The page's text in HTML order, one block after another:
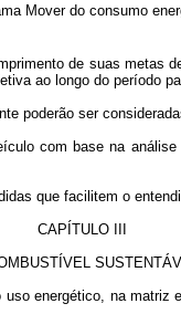
Mover do consumo
de suas
ao longo do período
poderão ser
com base na
que facilitem o
CAPÍTULO III
energético, na